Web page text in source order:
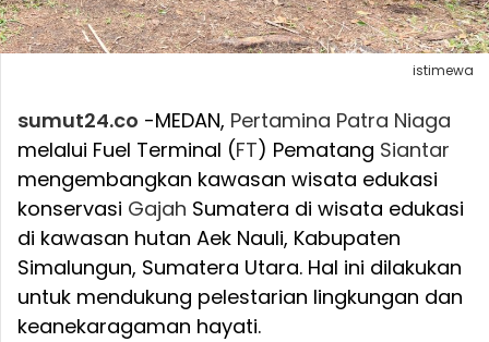
istimewa
sumut24.co -MEDAN, Pertamina Patra Niaga
melalui Fuel Terminal (FT) Pematang Siantar
mengembangkan kawasan wisata edukasi
konservasi Gajah Sumatera di wisata edukasi
di kawasan hutan Aek Nauli, Kabupaten
Simalungun, Sumatera Utara. Hal ini dilakukan
untuk mendukung pelestarian lingkungan dan
keanekaragaman hayati.